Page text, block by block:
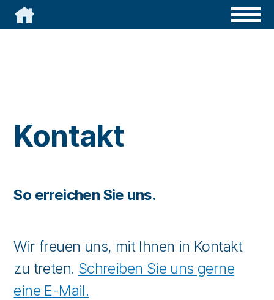

Kontakt
So erreichen Sie uns.
Wir freuen uns, mit Ihnen in Kontakt
zu treten. Schreiben Sie uns gerne
eine E-Mail.